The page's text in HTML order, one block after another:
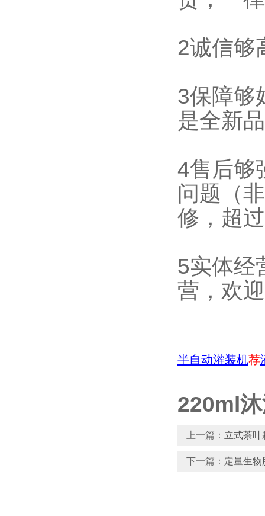
2诚信够
3保障够
是全新
4售后够
问题（
修，超
5实体经
营，欢
半自动灌装机荐
220ml
上一篇： 立式茶叶
下一篇： 定量生物